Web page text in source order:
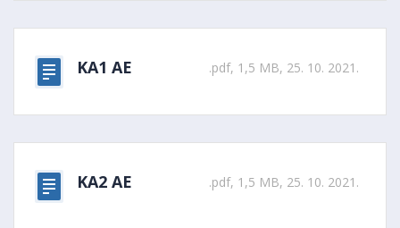
KA1 AE .pdf, 1,5 MB, 25. 10. 2021.
KA2 AE .pdf, 1,5 MB, 25. 10. 2021.